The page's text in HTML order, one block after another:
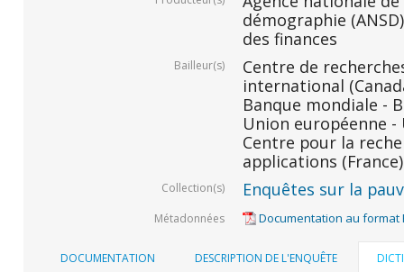
démographie
des finances
Bailleur(s)
Centre de
international
Banque mondiale -
Union européenne -
Centre pour la
applications
Collection(s) Enquêtes sur la
Métadonnées Documentation au format
DOCUMENTATION DESCRIPTION DE L'ENQUÊTE